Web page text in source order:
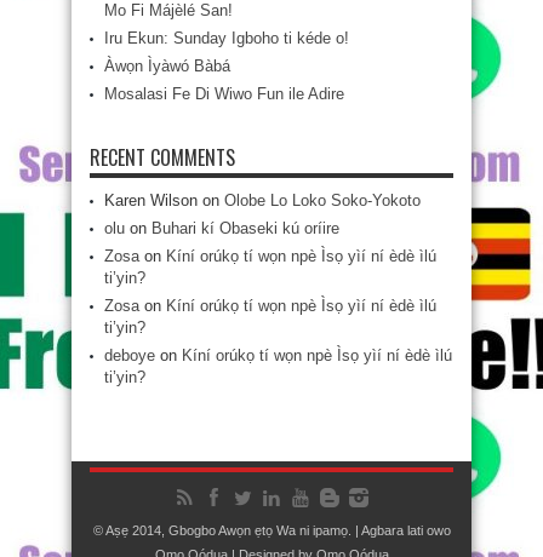
Mo Fi Májèlé San!
Iru Ekun: Sunday Igboho ti kéde o!
Àwọn Ìyàwó Bàbá
Mosalasi Fe Di Wiwo Fun ile Adire
RECENT COMMENTS
Karen Wilson on Olobe Lo Loko Soko-Yokoto
olu on Buhari kí Obaseki kú oríire
Zosaon Kíní orúkọ tí wọn npè Ìsọ yìí ní èdè ìlú
ti’yin?
Zosaon Kíní orúkọ tí wọn npè Ìsọ yìí ní èdè ìlú
ti’yin?
deboye on Kíní orúkọ tí wọn npè Ìsọ yìí ní èdè ìlú
ti’yin?
© Aṣẹ 2014, Gbogbo Awọn ẹtọ Wa ni ipamọ. | Agbara lati owo